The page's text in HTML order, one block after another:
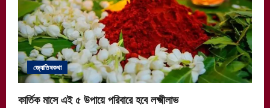
জ্যোতিষকথা
কার্তিক মাসে এই ৫ উপায়ে পরিবারে হবে লক্ষ্মীলাভ